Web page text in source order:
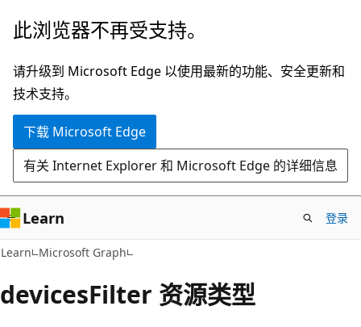
跳
主
要
内
此浏览器不再受支持。
请升级到 Microsoft Edge 以使用最新的功能、安全更新和
技术支持。
下载 Microsoft Edge
有关 Internet Explorer 和 Microsoft Edge 的详细信息
Learn 登录
Learn Microsoft Graph
devicesFilter 资源类型